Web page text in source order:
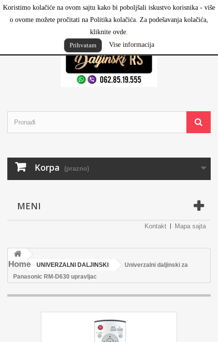
Koristimo kolačiće na ovom sajtu kako bi poboljšali iskustvo korisnika - više
o ovome možete pročitati na Politika kolačića. Za podešavanja kolačića,
kliknite ovde.
Prihvatam
Vise informacija
Prijavi se
Korpa (prazno)
MENI
Kontakt Mapa sajta
Home UNIVERZALNI DALJINSKI
Univerzalni daljinski za
Panasonic RM-D630 upravljac